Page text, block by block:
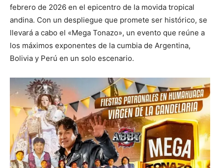
febrero de 2026 en el epicentro de la movida tropical
andina. Con un despliegue que promete ser histórico, se
llevará a cabo el «Mega Tonazo», un evento que reúne a
los máximos exponentes de la cumbia de Argentina,
Bolivia y Perú en un solo escenario.